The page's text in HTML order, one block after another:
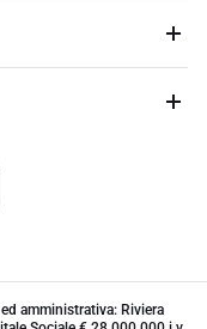
amministrativa: Riviera